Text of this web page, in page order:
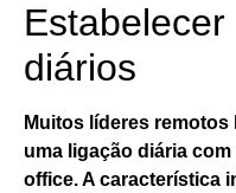
diários
Muitos líderes
uma ligação diária
office. A característica